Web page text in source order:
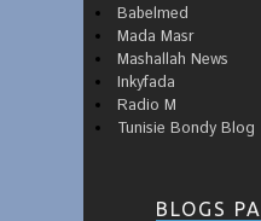
Babelmed
Mada Masr
Mashallah News
Inkyfada
Radio M
Tunisie Bondy Blog
BLOGS